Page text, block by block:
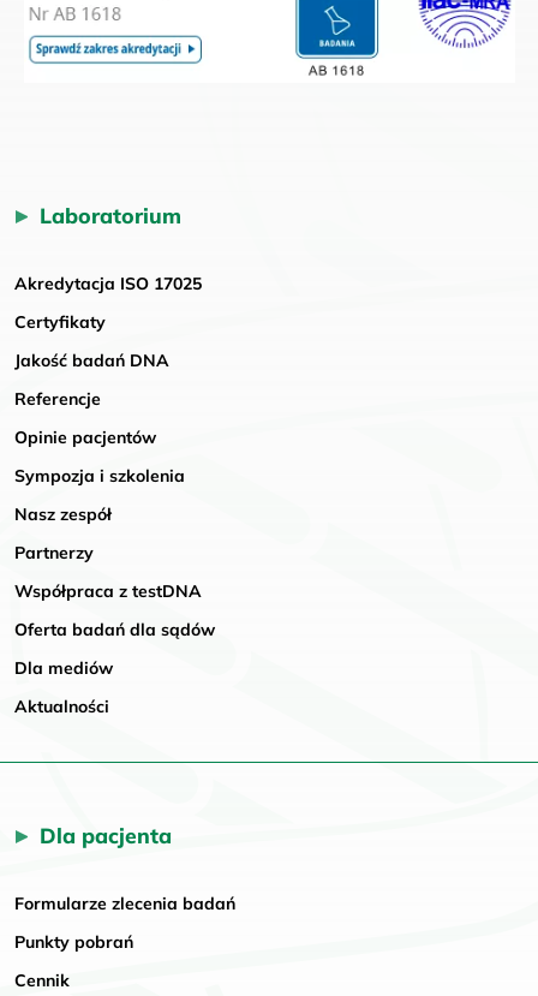
Laboratorium
Akredytacja ISO 17025
Certyfikaty
Jakość badań DNA
Referencje
Opinie pacjentów
Sympozja i szkolenia
Nasz zespół
Partnerzy
Współpraca z testDNA
Oferta badań dla sądów
Dla mediów
Aktualności
Dla pacjenta
Formularze zlecenia badań
Punkty pobrań
Cennik